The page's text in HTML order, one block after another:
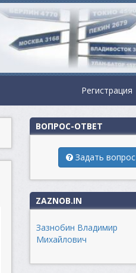
Регистрация
ВОПРОС-ОТВЕТ
Задать вопрос
ZAZNOB.IN
Зазнобин Владимир
Михайлович